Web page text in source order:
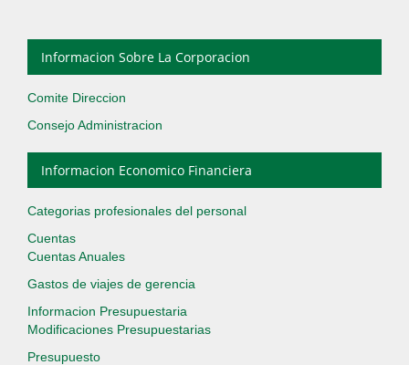
Informacion Sobre La Corporacion
Comite Direccion
Consejo Administracion
Informacion Economico Financiera
Categorias profesionales del personal
Cuentas
Cuentas Anuales
Gastos de viajes de gerencia
Informacion Presupuestaria
Modificaciones Presupuestarias
Presupuesto